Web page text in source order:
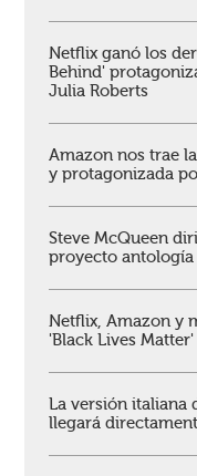
Netflix ganó los
Behind'
Julia Roberts
Amazon nos trae
y protagonizada
Steve McQueen
proyecto antología
Netflix, Amazon y
'Black Lives Matter'
La versión italiana
llegará